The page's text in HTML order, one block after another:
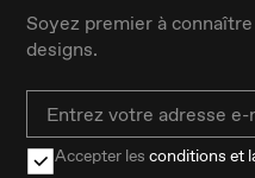
Soyez premier à
designs.
Email
Accepter lesconditions et